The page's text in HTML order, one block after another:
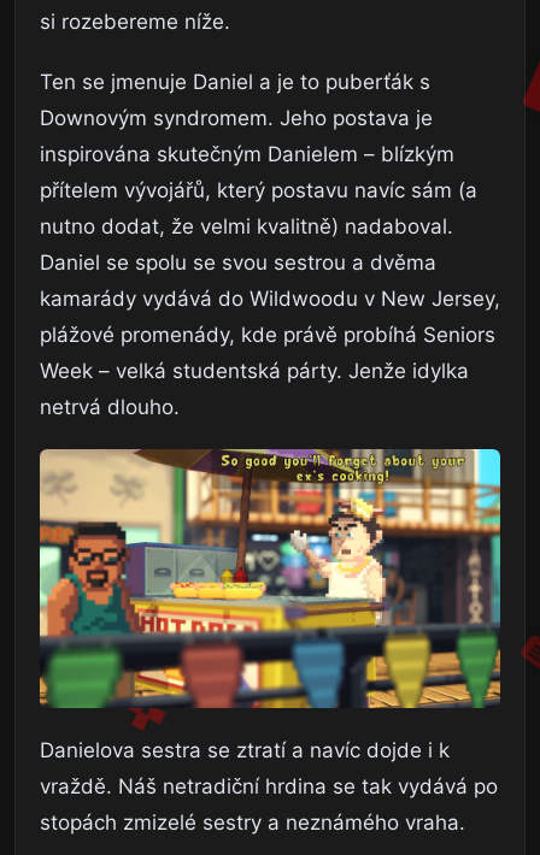
si rozebereme níže.
Ten se jmenuje Daniel a je to puberťák s
Downovým syndromem. Jeho postava je
inspirována skutečným Danielem – blízkým
přítelem vývojářů, který postavu navíc sám (a
nutno dodat, že velmi kvalitně) nadaboval.
Daniel se spolu se svou sestrou a dvěma
kamarády vydává do Wildwoodu v New Jersey,
plážové promenády, kde právě probíhá Seniors
Week – velká studentská párty. Jenže idylka
netrvá dlouho.
Danielova sestra se ztratí a navíc dojde i k
vraždě. Náš netradiční hrdina se tak vydává po
stopách zmizelé sestry a neznámého vraha.